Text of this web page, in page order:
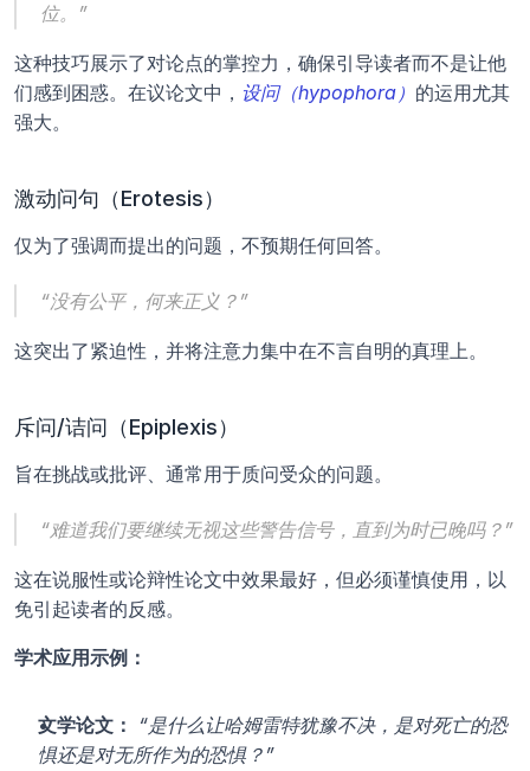
位。”
这种技巧展示了对论点的掌控力，确保引导读者而不是让他
们感到困惑。在议论文中， 设问（hypophora） 的运用尤其
强大。
激动问句（Erotesis）
仅为了强调而提出的问题，不预期任何回答。
“没有公平，何来正义？”
这突出了紧迫性，并将注意力集中在不言自明的真理上。
斥问/诘问（Epiplexis）
旨在挑战或批评、通常用于质问受众的问题。
“难道我们要继续无视这些警告信号，直到为时已晚吗？”
这在说服性或论辩性论文中效果最好，但必须谨慎使用，以
免引起读者的反感。
学术应用示例：
文学论文：
“是什么让哈姆雷特犹豫不决，是对死亡的恐
惧还是对无所作为的恐惧？”